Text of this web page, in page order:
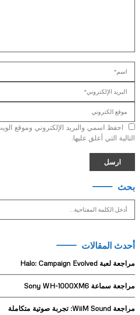
احفظ اسمي والبريد الإلكتروني وموقع
التالية التي أعلق عليها.
بحث
c
f
r
:
أحدث المقالات
مراجعة لعبة Halo: Campaign Evolved
مراجعة سماعة Sony WH-1000XM6
مراجعة WiiM Sound: تجربة صوتية متكاملة